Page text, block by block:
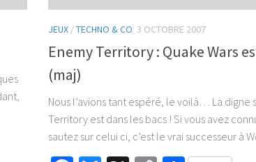
JEUX /TECHNO & CO 3 OCTOBRE 2007
Enemy Territory : Quake Wars
(maj)
Nous l’avions tant espéré, le voilà… La digne
Territory est dans les bacs ! Si vous avez
sautez sur celui ci, c’est le vrai successeur à